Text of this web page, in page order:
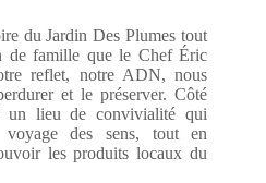
du Jardin Des Plumes tout
de famille que le Chef Éric
reflet, notre ADN, nous
et le préserver. Côté
un lieu de convivialité qui
des sens, tout en
les produits locaux du